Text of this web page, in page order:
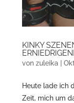
KINKY
von zuleika|
Heute lade ich
Zeit, mich um